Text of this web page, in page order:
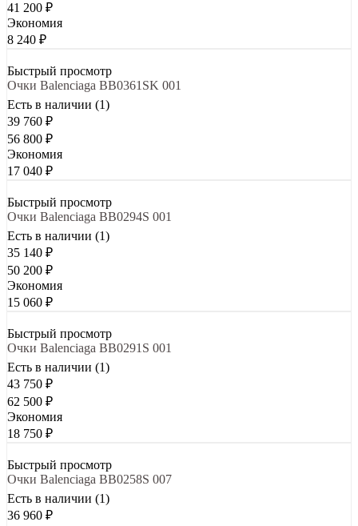
41 200 ₽
Экономия
8 240 ₽
Быстрый просмотр
Очки Balenciaga BB0361SK 001
Есть в наличии (1)
39 760 ₽
56 800 ₽
Экономия
17 040 ₽
Быстрый просмотр
Очки Balenciaga BB0294S 001
Есть в наличии (1)
35 140 ₽
50 200 ₽
Экономия
15 060 ₽
Быстрый просмотр
Очки Balenciaga BB0291S 001
Есть в наличии (1)
43 750 ₽
62 500 ₽
Экономия
18 750 ₽
Быстрый просмотр
Очки Balenciaga BB0258S 007
Есть в наличии (1)
36 960 ₽